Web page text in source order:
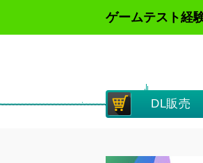
ゲームテスト経
DL販売